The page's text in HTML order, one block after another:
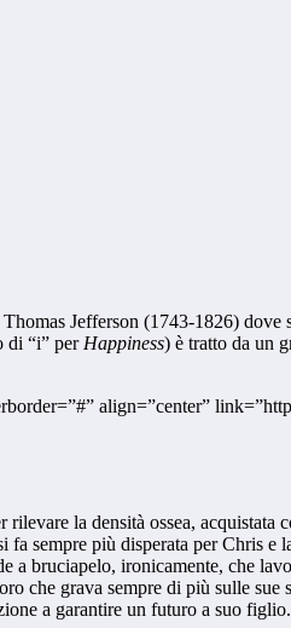
Thomas Jefferson (1743-1826)
di “i” perHappiness) è tratto da un
align=”center”
rilevare la densità ossea, acquistata
sempre più disperata per Chris
a bruciapelo, ironicamente, che
che grava sempre di più sulle
a garantire un futuro a suo figlio.